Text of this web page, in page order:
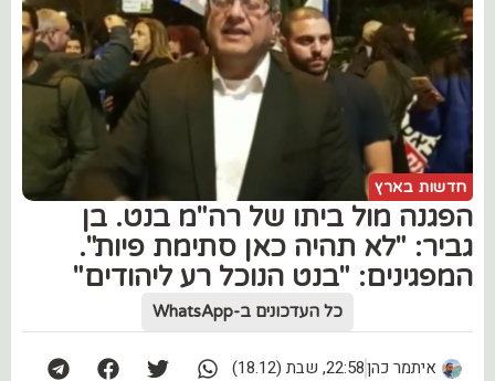
חדשות בארץ
הפגנה מול ביתו של רה"מ בנט. בן
גביר: "לא תהיה כאן סתימת פיות".
המפגינים: "בנט הנוכל רע ליהודים"
כל העדכונים ב-WhatsApp
איתמר כהן22:58, שבת (18.12)